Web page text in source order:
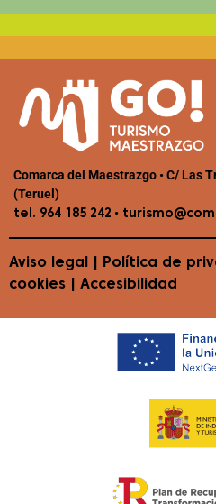
Comarca del Maestrazgo • C/ Las
(Teruel)
tel. 964 185 242 •
Aviso legal Política de
cookies
Accesibilidad